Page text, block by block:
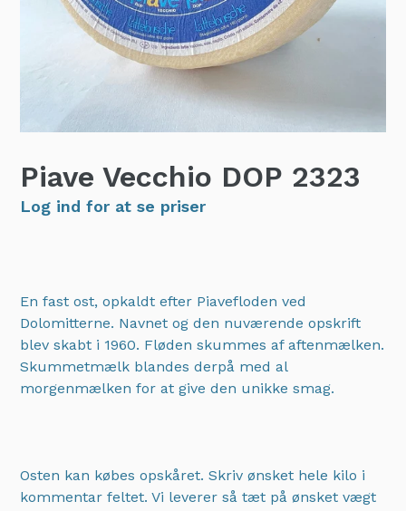
Piave Vecchio DOP 2323
Log ind for at se priser
En fast ost, opkaldt efter Piavefloden ved
Dolomitterne. Navnet og den nuværende opskrift
blev skabt i 1960. Fløden skummes af aftenmælken.
Skummetmælk blandes derpå med al
morgenmælken for at give den unikke smag.
Osten kan købes opskåret. Skriv ønsket hele kilo i
kommentar feltet. Vi leverer så tæt på ønsket vægt